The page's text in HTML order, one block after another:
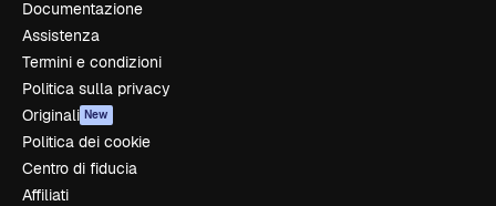
Documentazione
Assistenza
Termini e condizioni
Politica sulla privacy
Originali New
Politica dei cookie
Centro di fiducia
Affiliati